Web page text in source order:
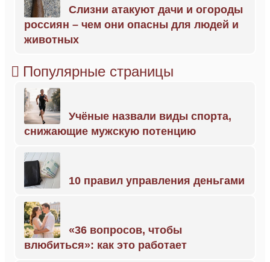
Слизни атакуют дачи и огороды
россиян – чем они опасны для людей и
животных
Популярные страницы
Учёные назвали виды спорта,
снижающие мужскую потенцию
10 правил управления деньгами
«36 вопросов, чтобы
влюбиться»: как это работает